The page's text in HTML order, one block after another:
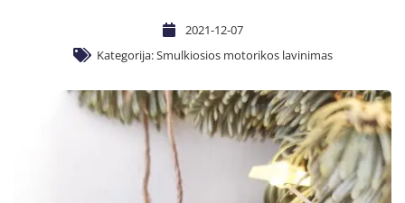
2021-12-07
Kategorija:Smulkiosios motorikos lavinimas